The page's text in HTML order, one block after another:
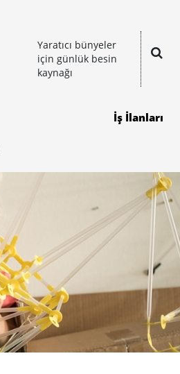
Yaratıcı bünyeler
için günlük besin
kaynağı
İş İlanları